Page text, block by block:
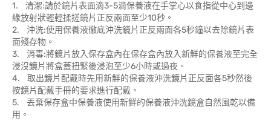
1. 清潔:請於鏡片表面滴3-5滴保養液在手掌心以食指從中心到邊
緣放射狀輕輕揉搓鏡片正反兩面至少10秒。
2. 沖洗:使用保養液徹底沖洗鏡片正反兩面各5秒鐘以去除鏡片表
面殘存物。
3. 消毒:將鏡片放入保存盒內在保存盒內放入新鮮的保養液至完全
浸沒鏡片將盒蓋扭緊後浸泡至少6小時或過夜。
4. 取出鏡片配戴時先用新鮮的保養液沖洗鏡片正反面各5秒然後
按鏡片配戴手冊的要求進行配戴。
5. 丟棄保存盒中保養液使用新鮮的保養液沖洗鏡盒自然風乾以備
用。